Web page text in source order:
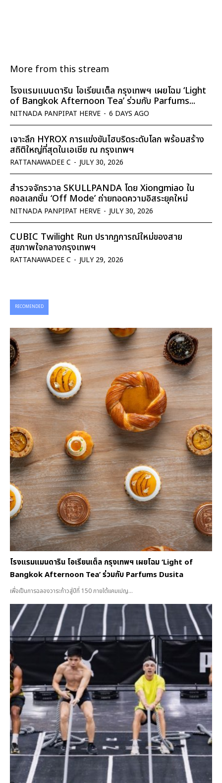
More from this stream
โรงแรมแมนดาริน โอเรียนเต็ล กรุงเทพฯ เผยโฉม ‘Light
of Bangkok Afternoon Tea’ ร่วมกับ Parfums...
NITNADA PANPIPAT HERVE - 6 DAYS AGO
เจาะลึก HYROX การแข่งขันไฮบริดระดับโลก พร้อมสร้าง
สถิติใหญ่ที่สุดในเอเชีย ณ กรุงเทพฯ
RATTANAWADEE C - JULY 30, 2026
สำรวจจักรวาล SKULLPANDA โดย Xiongmiao ใน
คอลเลกชั่น ‘Off Mode’ ถ่ายทอดความอิสระยุคใหม่
NITNADA PANPIPAT HERVE - JULY 30, 2026
CUBIC Twilight Run ปรากฏการณ์ใหม่ของสาย
สุขภาพใจกลางกรุงเทพฯ
RATTANAWADEE C - JULY 29, 2026
RECOMENDED
โรงแรมแมนดาริน โอเรียนเต็ล กรุงเทพฯ เผยโฉม ‘Light of
Bangkok Afternoon Tea’ ร่วมกับ Parfums Dusita
เพื่อเป็นการฉลองวาระก้าวสู่ปีที่ 150 ภายใต้แคมเปญ...